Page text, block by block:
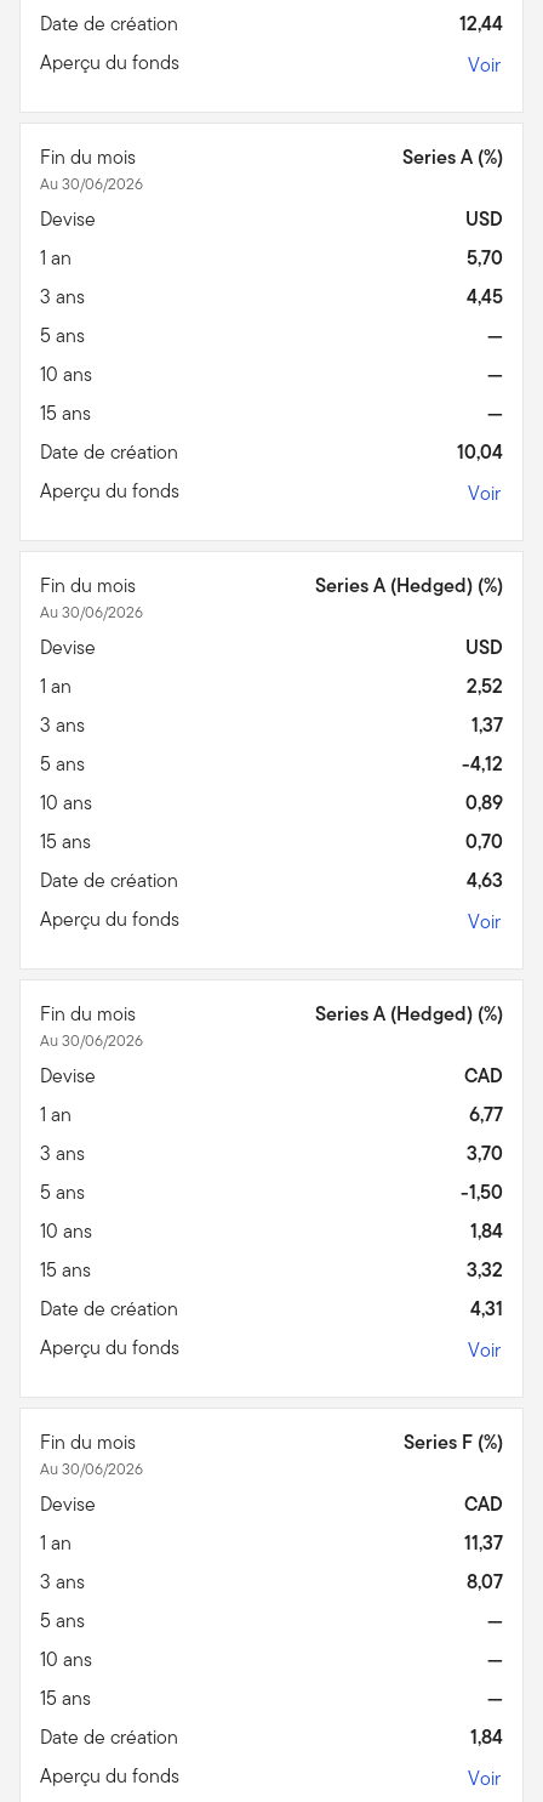
Date de création
12,44
Aperçu du fonds
Voir
Fin du mois
Au 30/06/2026
Series A (%)
Devise
USD
1 an
5,70
3 ans
4,45
5 ans
—
10 ans
—
15 ans
—
Date de création
10,04
Aperçu du fonds
Voir
Fin du mois
Au 30/06/2026
Series A (Hedged) (%)
Devise
USD
1 an
2,52
3 ans
1,37
5 ans
-4,12
10 ans
0,89
15 ans
0,70
Date de création
4,63
Aperçu du fonds
Voir
Fin du mois
Au 30/06/2026
Series A (Hedged) (%)
Devise
CAD
1 an
6,77
3 ans
3,70
5 ans
-1,50
10 ans
1,84
15 ans
3,32
Date de création
4,31
Aperçu du fonds
Voir
Fin du mois
Au 30/06/2026
Series F (%)
Devise
CAD
1 an
11,37
3 ans
8,07
5 ans
—
10 ans
—
15 ans
—
Date de création
1,84
Aperçu du fonds
Voir